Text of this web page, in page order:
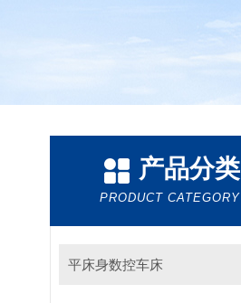
产品分类
PRODUCT CATEGORY
平床身数控车床